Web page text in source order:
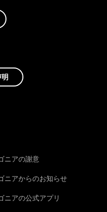
ニアの謝意
ニアからのお知らせ
ニアの公式アプリ